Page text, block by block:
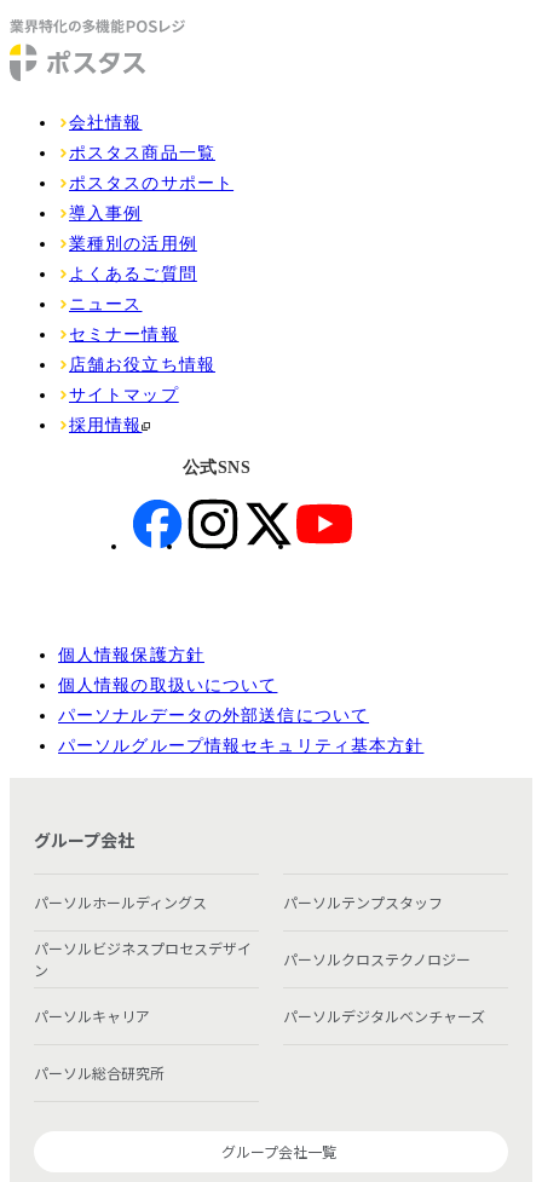
会社情報
ポスタス商品一覧
ポスタスのサポート
導入事例
業種別の活用例
よくあるご質問
ニュース
セミナー情報
店舗お役立ち情報
サイトマップ
採用情報
個人情報保護方針
個人情報の取扱いについて
パーソナルデータの外部送信について
パーソルグループ情報セキュリティ基本方針
公式SNS
グループ会社
パーソルホールディングス パーソルテンプスタッフ
パーソルビジネスプロセスデザイ
ン
パーソルクロステクノロジー
パーソルキャリア パーソルデジタルベンチャーズ
パーソル総合研究所
グループ会社一覧